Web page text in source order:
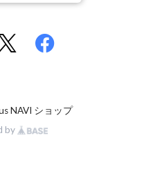
NAVI ショップ
by